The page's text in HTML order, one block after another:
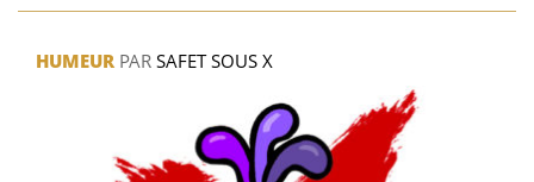
HUMEUR PAR SAFET SOUS X